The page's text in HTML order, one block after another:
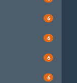
6
6
6
6